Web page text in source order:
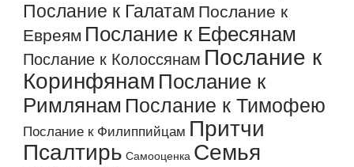
Послание к Галатам Послание к
Евреям Послание к Ефесянам
Послание к Колоссянам Послание к
Коринфянам Послание к
Римлянам Послание к Тимофею
Послание к Филиппийцам Притчи
Псалтирь Самооценка Семья